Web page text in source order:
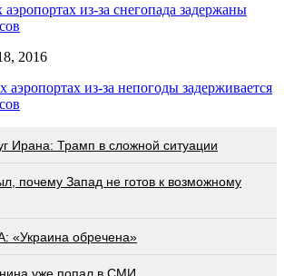
из-за снегопада задержаны
2016
аэропортах из-за непогоды задерживается
Ирана: Трамп в сложной ситуации
почему Запад не готов к возможному
«Украина обречена»
уже попал в СМИ